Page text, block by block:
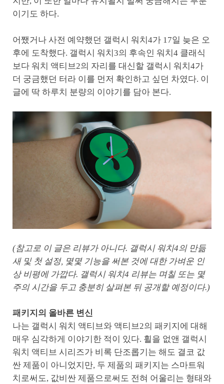
이기도 하다.
어쨌거나 사전 예약했던 갤럭시 워치4가 17일 늦은 오
후에 도착했다. 갤럭시 워치3의 후속인 워치4 클래식
보다 워치 액티브2의 자리를 대신할 갤럭시 워치4가
더 궁금했던 터라 이를 먼저 확인하고 싶던 차였다. 이
글에 딱 하루치 분량의 이야기를 담아 본다.
(참고로 이 글은 리뷰가 아니다. 갤럭시 워치4의 만듦
새 및 첫 설정, 몇몇 기능을 써본 것에 대한 가벼운 인
상 비평에 가깝다. 갤럭시 워치4 리뷰는 며칠 또는 몇
주의 시간을 두고 충분히 살펴본 뒤 공개할 예정이다.)
패키지의 올바른 변신
나는 갤럭시 워치 액티브와 액티브2의 패키지에 대해
매우 심각하게 이야기한 적이 있다. 휠을 없앤 갤럭시
워치 액티브 시리즈가 비록 단조롭기는 해도 결코 값
싼 제품이 아니었지만, 두 제품의 패키지는 스마트워
치로써도, 값비싼 제품으로써도 전혀 어울리는 형태와